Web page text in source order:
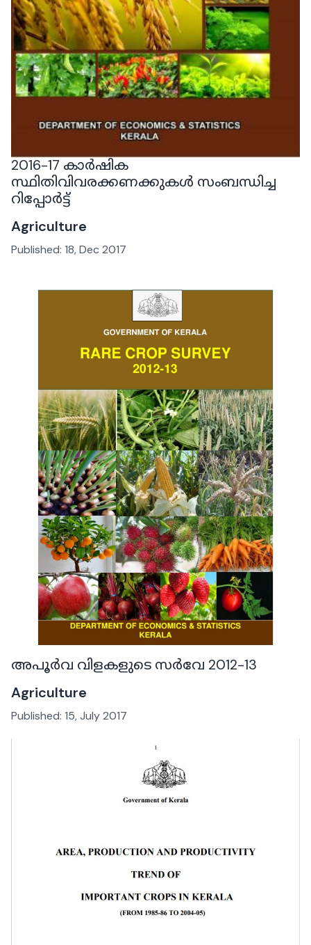
2016-17 കാർഷിക
സ്ഥിതിവിവരക്കണക്കുകൾ സംബന്ധിച്ച
റിപ്പോർട്ട്
Agriculture
Published: 18, Dec 2017
അപൂർവ വിളകളുടെ സർവേ 2012-13
Agriculture
Published: 15, July 2017